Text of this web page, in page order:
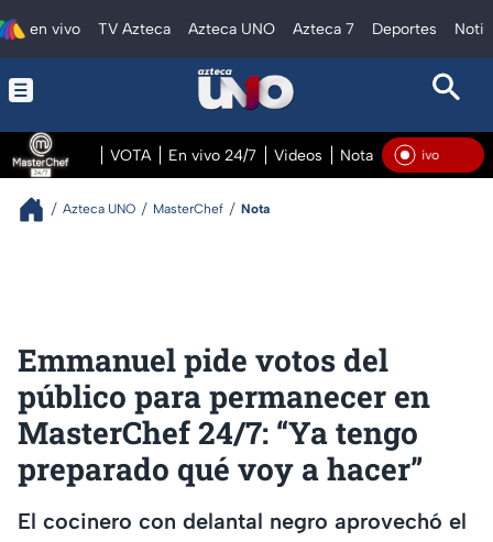
en vivo TV Azteca Azteca UNO Azteca 7 Deportes
VOTA En vivo 24/7 Videos Notas En vivo
En Vivo
Azteca UNO MasterChef Nota
Emmanuel pide votos del
público para permanecer en
MasterChef 24/7: “Ya tengo
preparado qué voy a hacer”
El cocinero con delantal negro aprovechó el